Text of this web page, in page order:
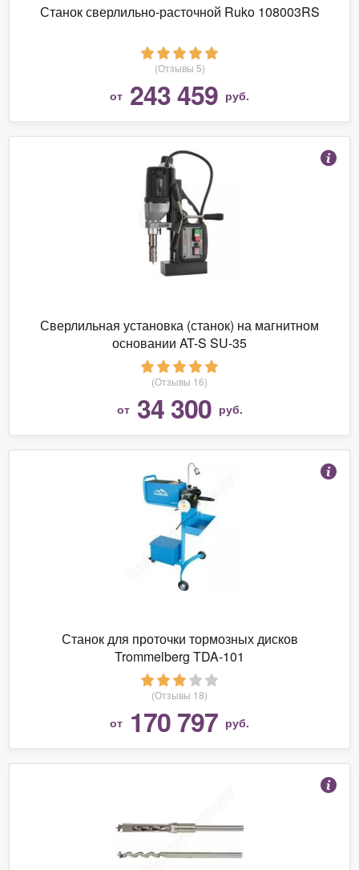
Станок сверлильно-расточной Ruko 108003RS
(Отзывы 5)
от 243 459 руб.
Сверлильная установка (станок) на магнитном
основании AT-S SU-35
(Отзывы 16)
от 34 300 руб.
Станок для проточки тормозных дисков
Trommelberg TDA-101
(Отзывы 18)
от 170 797 руб.